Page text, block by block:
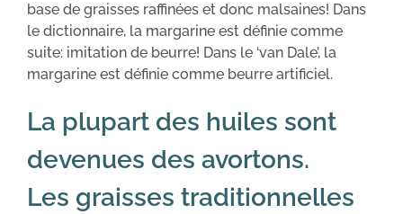
base de graisses raffinées et donc malsaines! Dans
le dictionnaire, la margarine est définie comme
suite: imitation de beurre! Dans le ‘van Dale’, la
margarine est définie comme beurre artificiel.
La plupart des huiles sont
devenues des avortons.
Les graisses traditionnelles